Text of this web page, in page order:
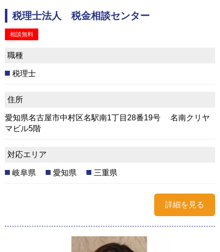
税理士法人 税金相談センター
相談無料
職種
税理士
住所
愛知県名古屋市中村区名駅南1丁目28番19号 名南クリヤ
マビル5階
対応エリア
岐阜県 愛知県 三重県
詳細を見る